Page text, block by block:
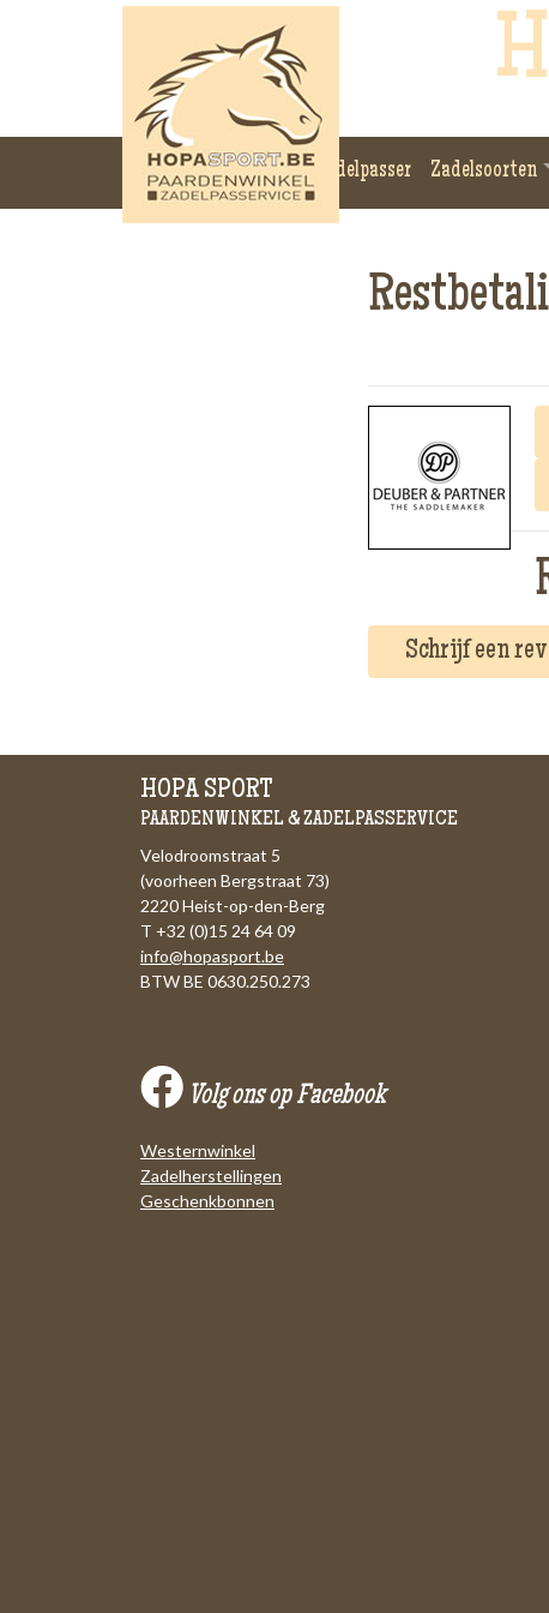
Zadelpasser Zadelsoorten
Schrijf een
HOPA SPORT
PAARDENWINKEL & ZADELPASSERVICE
Velodroomstraat 5
(voorheen Bergstraat 73)
2220 Heist-op-den-Berg
T +32 (0)15 24 64 09
info@hopasport.be
BTW BE 0630.250.273
Volg ons op Facebook
Westernwinkel
Zadelherstellingen
Geschenkbonnen